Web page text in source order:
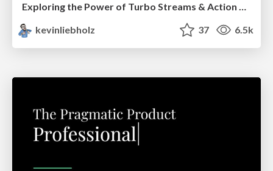
Exploring the Power of Turbo Streams & Action Cable | RailsConf2023
kevinliebholz
37 6.5k